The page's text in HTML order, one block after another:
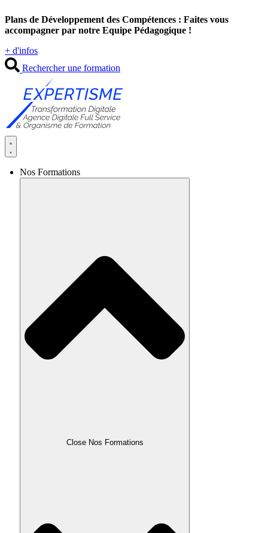
au
contenu
Plans de Développement des Compétences : Faites vous
accompagner par notre Equipe Pédagogique !
+ d'infos
Rechercher une formation
Nos Formations
Close Nos Formations